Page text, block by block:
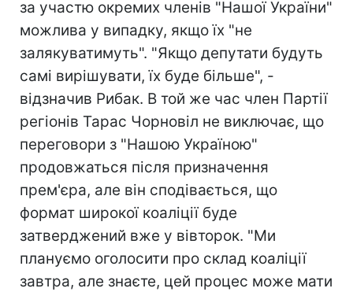
за участю окремих членів "Нашої України"
можлива у випадку, якщо їх "не
залякуватимуть". "Якщо депутати будуть
самі вирішувати, їх буде більше", -
відзначив Рибак. В той же час член Партії
регіонів Тарас Чорновіл не виключає, що
переговори з "Нашою Україною"
продовжаться після призначення
прем'єра, але він сподівається, що
формат широкої коаліції буде
затверджений вже у вівторок. "Ми
плануємо оголосити про склад коаліції
завтра, але знаєте, цей процес може мати